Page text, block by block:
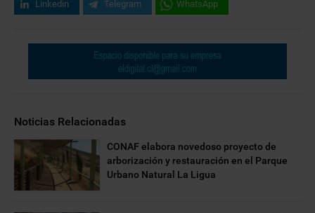
Linkedin Telegram WhatsApp
Noticias Relacionadas
CONAF elabora novedoso proyecto de
arborización y restauración en el Parque
Urbano Natural La Ligua